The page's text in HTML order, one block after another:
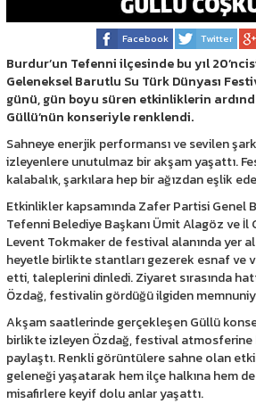
Facebook Twitter
Burdur’un Tefenni ilçesinde bu yıl
Geleneksel Barutlu Su Türk Dünyası
günü, gün boyu süren etkinliklerin
Güllü’nün konseriyle renklendi.
Sahneye enerjik performansı ve sevilen
izleyenlere unutulmaz bir akşam yaşattı.
kalabalık, şarkılara hep bir ağızdan eşlik
Etkinlikler kapsamında Zafer Partisi Genel
Tefenni Belediye Başkanı Ümit Alagöz ve İl
Levent Tokmaker de festival alanında yer
heyetle birlikte stantları gezerek esnaf ve
etti, taleplerini dinledi. Ziyaret sırasında
Özdağ, festivalin gördüğü ilgiden
Akşam saatlerinde gerçekleşen Güllü
birlikte izleyen Özdağ, festival
paylaştı. Renkli görüntülere sahne olan
geleneği yaşatarak hem ilçe halkına hem
misafirlere keyif dolu anlar yaşattı.